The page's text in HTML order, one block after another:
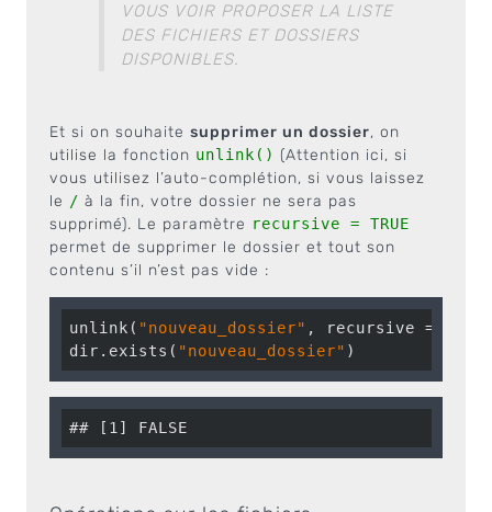
VOUS VOIR PROPOSER LA LISTE
DES FICHIERS ET DOSSIERS
DISPONIBLES.
Et si on souhaite supprimer un dossier, on
utilise la fonction unlink() (Attention ici, si
vous utilisez l’auto-complétion, si vous laissez
le / à la fin, votre dossier ne sera pas
supprimé). Le paramètre recursive = TRUE
permet de supprimer le dossier et tout son
contenu s’il n’est pas vide :
unlink( "nouveau_dossier" , recursive =
dir.exists( "nouveau_dossier" )
## [1] FALSE